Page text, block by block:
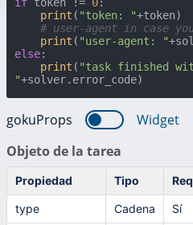
print ( "token: "+token)
# user-agent in case
print ( "user-agent: "
else:
print ( "task finished
"+solver.error_code)
gokuProps
Widget
Objeto de la tarea
Propiedad Tipo
type Cadena Sí